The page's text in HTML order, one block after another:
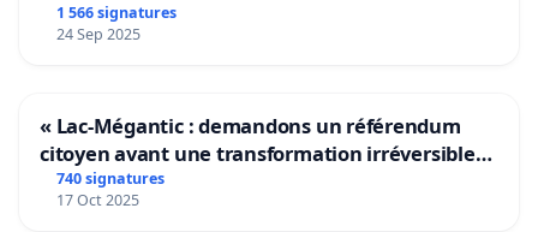
1 566 signatures
24 Sep 2025
« Lac-Mégantic : demandons un référendum
citoyen avant une transformation irréversible
de notre territoire »
740 signatures
17 Oct 2025